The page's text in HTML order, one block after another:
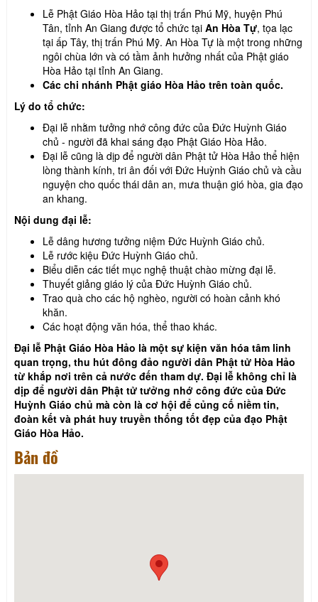
Lễ Phật Giáo Hòa Hảo tại thị trấn Phú Mỹ, huyện Phú
Tân, tỉnh An Giang được tổ chức tại An Hòa Tự, tọa lạc
tại ấp Tây, thị trấn Phú Mỹ. An Hòa Tự là một trong những
ngôi chùa lớn và có tầm ảnh hưởng nhất của Phật giáo
Hòa Hảo tại tỉnh An Giang.
Các chi nhánh Phật giáo Hòa Hảo trên toàn quốc.
Lý do tổ chức:
Đại lễ nhằm tưởng nhớ công đức của Đức Huỳnh Giáo
chủ - người đã khai sáng đạo Phật Giáo Hòa Hảo.
Đại lễ cũng là dịp để người dân Phật tử Hòa Hảo thể hiện
lòng thành kính, tri ân đối với Đức Huỳnh Giáo chủ và cầu
nguyện cho quốc thái dân an, mưa thuận gió hòa, gia đạo
an khang.
Nội dung đại lễ:
Lễ dâng hương tưởng niệm Đức Huỳnh Giáo chủ.
Lễ rước kiệu Đức Huỳnh Giáo chủ.
Biểu diễn các tiết mục nghệ thuật chào mừng đại lễ.
Thuyết giảng giáo lý của Đức Huỳnh Giáo chủ.
Trao quà cho các hộ nghèo, người có hoàn cảnh khó
khăn.
Các hoạt động văn hóa, thể thao khác.
Đại lễ Phật Giáo Hòa Hảo là một sự kiện văn hóa tâm linh
quan trọng, thu hút đông đảo người dân Phật tử Hòa Hảo
từ khắp nơi trên cả nước đến tham dự. Đại lễ không chỉ là
dịp để người dân Phật tử tưởng nhớ công đức của Đức
Huỳnh Giáo chủ mà còn là cơ hội để củng cố niềm tin,
đoàn kết và phát huy truyền thống tốt đẹp của đạo Phật
Giáo Hòa Hảo.
Bản đồ